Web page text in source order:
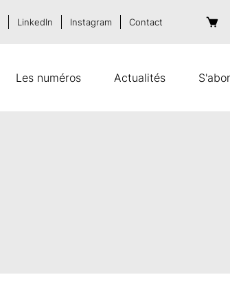
Les numéros Actualités
LinkedIn Instagram Contact